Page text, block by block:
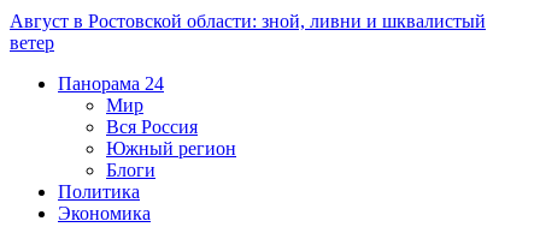
Август в Ростовской области: зной, ливни и шквалистый
ветер
Панорама 24
Мир
Вся Россия
Южный регион
Блоги
Политика
Экономика